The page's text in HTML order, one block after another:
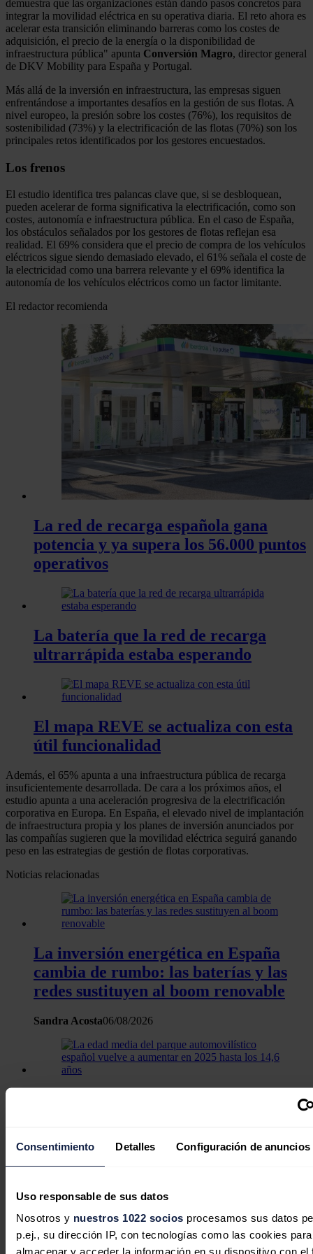
Consentimiento Detalles Configuración de anuncios
Uso responsable de sus datos
Nosotros y nuestros 1022 socios procesamos sus datos
p.ej., su dirección IP, con tecnologías como las cookies para
almacenar y acceder la información en su dispositivo con el
demuestra que las organizaciones están dando pasos concretos para
integrar la movilidad eléctrica en su operativa diaria. El reto ahora es
acelerar esta transición eliminando barreras como los costes de
adquisición, el precio de la energía o la disponibilidad de
infraestructura pública" apunta Conversión Magro, director general
de DKV Mobility para España y Portugal.
Más allá de la inversión en infraestructura, las empresas siguen
enfrentándose a importantes desafíos en la gestión de sus flotas. A
nivel europeo, la presión sobre los costes (76%), los requisitos de
sostenibilidad (73%) y la electrificación de las flotas (70%) son los
principales retos identificados por los gestores encuestados.
Los frenos
El estudio identifica tres palancas clave que, si se desbloquean,
pueden acelerar de forma significativa la electrificación, como son
costes, autonomía e infraestructura pública. En el caso de España,
los obstáculos señalados por los gestores de flotas reflejan esa
realidad. El 69% considera que el precio de compra de los vehículos
eléctricos sigue siendo demasiado elevado, el 61% señala el coste de
la electricidad como una barrera relevante y el 69% identifica la
autonomía de los vehículos eléctricos como un factor limitante.
El redactor recomienda
La red de recarga española gana
potencia y ya supera los 56.000 puntos
operativos
La batería que la red de recarga
ultrarrápida estaba esperando
El mapa REVE se actualiza con esta
útil funcionalidad
Además, el 65% apunta a una infraestructura pública de recarga
insuficientemente desarrollada. De cara a los próximos años, el
estudio apunta a una aceleración progresiva de la electrificación
corporativa en Europa. En España, el elevado nivel de implantación
de infraestructura propia y los planes de inversión anunciados por
las compañías sugieren que la movilidad eléctrica seguirá ganando
peso en las estrategias de gestión de flotas corporativas.
Noticias relacionadas
La inversión energética en España
cambia de rumbo: las baterías y las
redes sustituyen al boom renovable
Sandra Acosta06/08/2026
Redacción06/08/2026
En defensa de la comercialización